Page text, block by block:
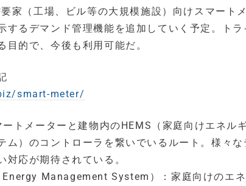
家（工場、ビル等の大規模施設）向けスマート
するデマンド管理機能を追加していく予定。ト
目的で、今後も利用可能だ。
smart-meter/
トメーターと建物内のHEMS（家庭向けエネル
ム）のコントローラを繋いでいるルート。様々
対応が期待されている。
Management System）：家庭向けのエ